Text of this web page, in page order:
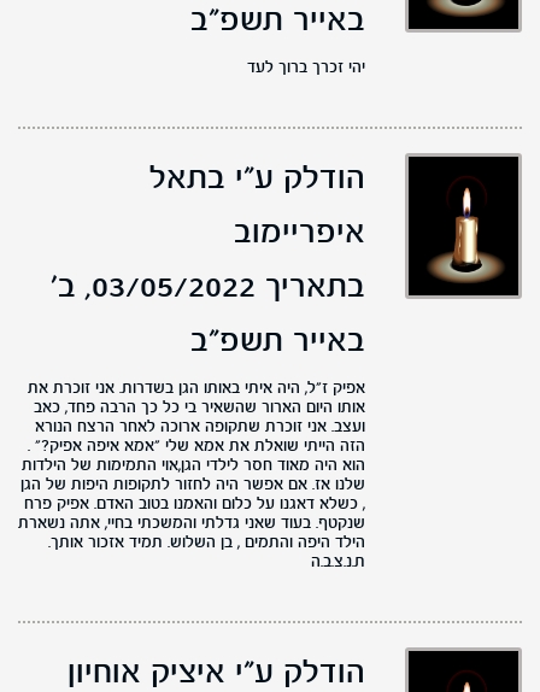
באייר תשפ"ב
יהי זכרך ברוך לעד
הודלק ע"י בתאל
איפריימוב
בתאריך 03/05/2022,
ב'
באייר תשפ"ב
אפיק ז"ל, היה איתי באותו הגן בשדרות. אני זוכרת את
אותו היום הארור שהשאיר בי כל כך הרבה פחד, כאב
ועצב. אני זוכרת שתקופה ארוכה לאחר הרצח הנורא
הזה הייתי שואלת את אמא שלי "אמא איפה אפיק?" .
הוא היה מאוד חסר לילדי הגן,אוי התמימות של הילדות
שלנו אז. אם אפשר היה לחזור לתקופות היפות של הגן
, כשלא דאגנו על כלום והאמנו בטוב האדם. אפיק פרח
שנקטף. בעוד שאני גדלתי והמשכתי בחיי, אתה נשארת
הילד היפה והתמים , בן השלוש. תמיד אזכור אותך.
ת.נ.צ.ב.ה
הודלק ע"י איציק אוחיון